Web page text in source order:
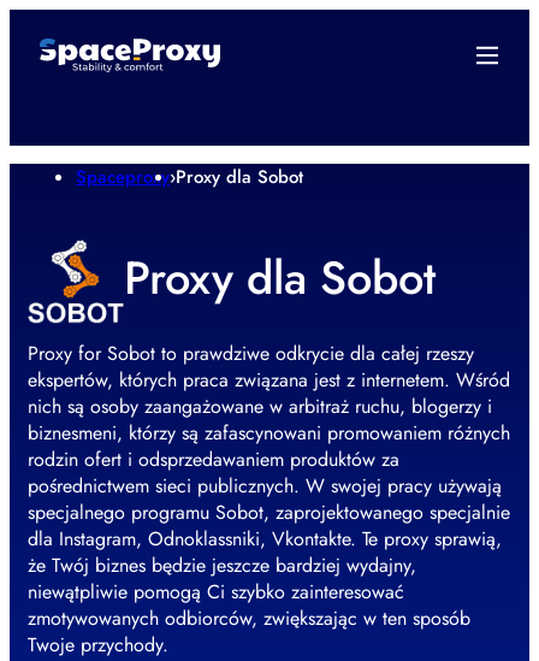
Spaceproxy›Proxy dla Sobot
Proxy dla Sobot
Proxy for Sobot to prawdziwe odkrycie dla całej rzeszy
ekspertów, których praca związana jest z internetem. Wśród
nich są osoby zaangażowane w arbitraż ruchu, blogerzy i
biznesmeni, którzy są zafascynowani promowaniem różnych
rodzin ofert i odsprzedawaniem produktów za
pośrednictwem sieci publicznych. W swojej pracy używają
specjalnego programu Sobot, zaprojektowanego specjalnie
dla Instagram, Odnoklassniki, Vkontakte. Te proxy sprawią,
że Twój biznes będzie jeszcze bardziej wydajny,
niewątpliwie pomogą Ci szybko zainteresować
zmotywowanych odbiorców, zwiększając w ten sposób
Twoje przychody.